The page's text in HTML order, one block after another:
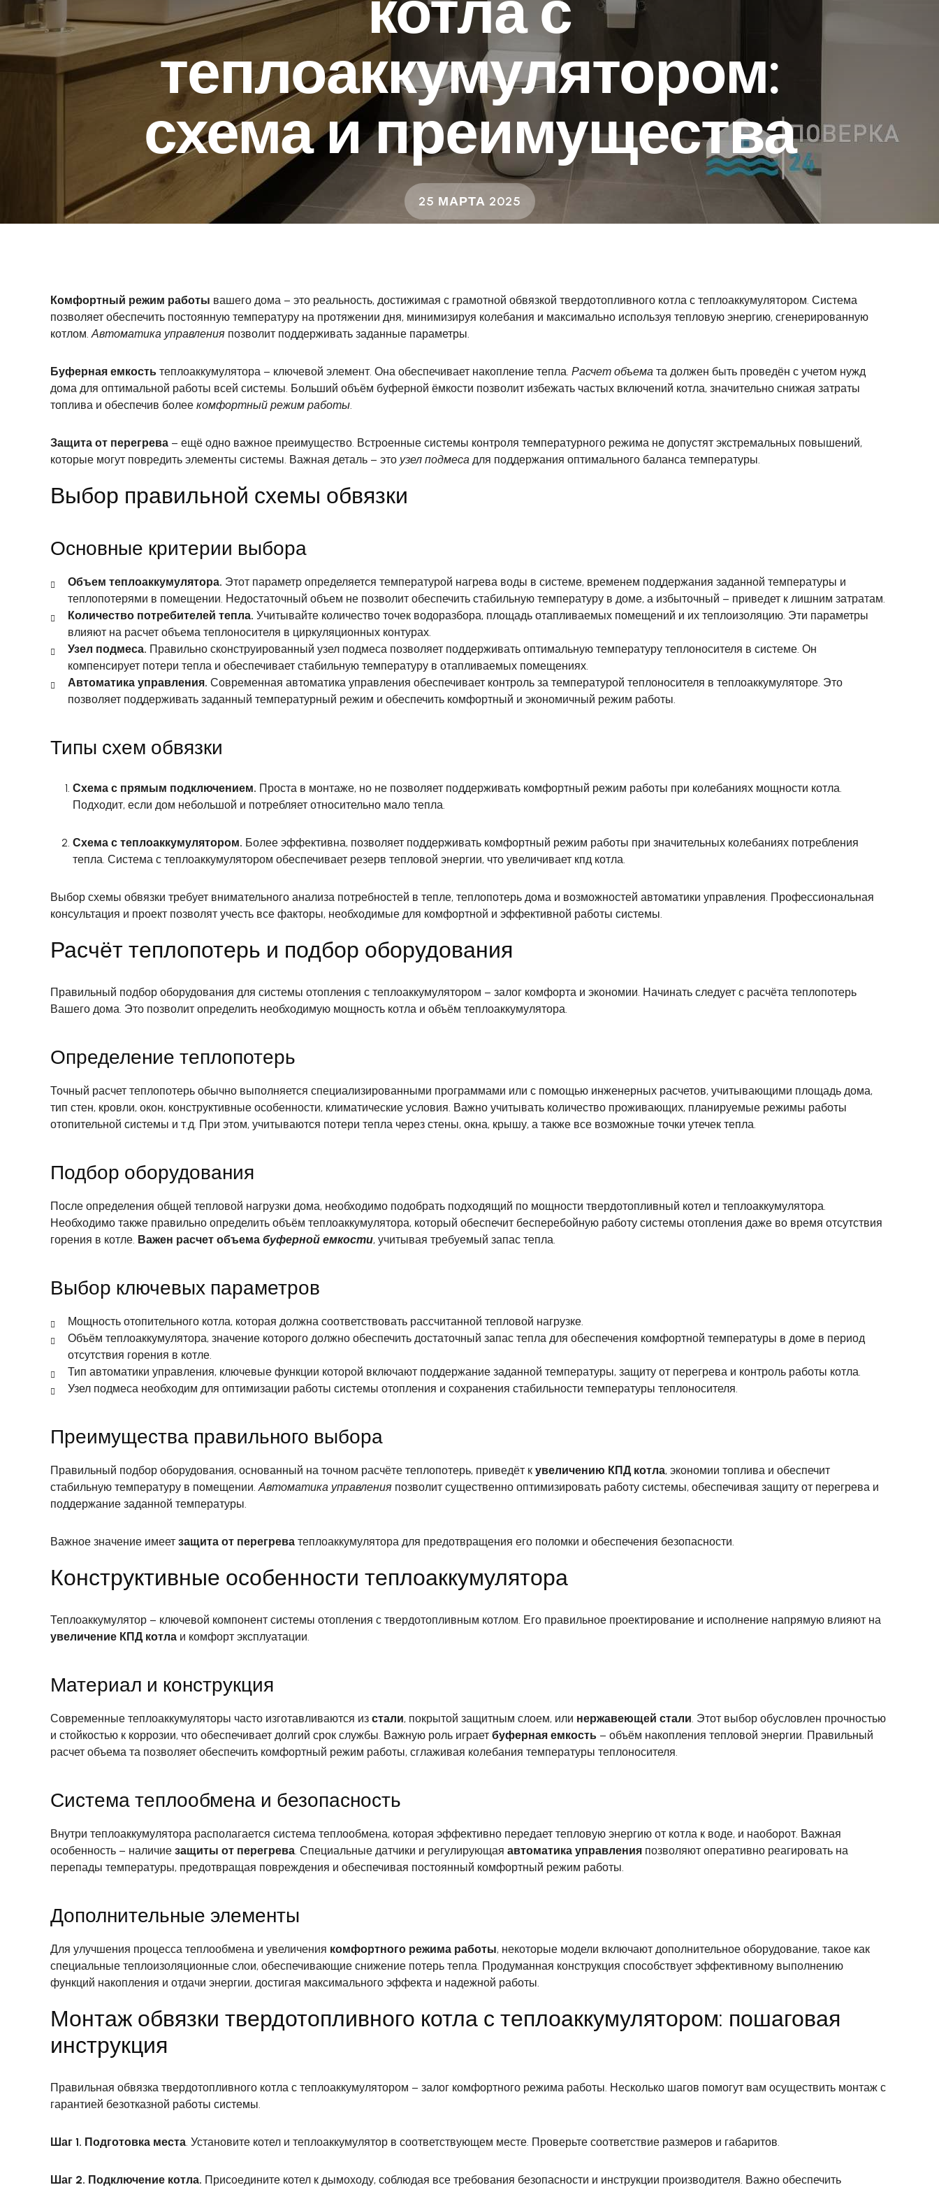
теплоаккумулятором:
схема и преимущества
25 МАРТА 2025
Комфортный режим работы вашего дома – это реальность, достижимая с грамотной обвязкой твердотопливного котла с теплоаккумулятором. Система
позволяет обеспечить постоянную температуру на протяжении дня, минимизируя колебания и максимально используя тепловую энергию, сгенерированную
котлом.Автоматика управления позволит поддерживать заданные параметры.
Буферная емкость теплоаккумулятора – ключевой элемент. Она обеспечивает накопление тепла. Расчет объема та должен быть проведён с учетом нужд
дома для оптимальной работы всей системы. Больший объём буферной ёмкости позволит избежать частых включений котла, значительно снижая затраты
топлива и обеспечив более комфортный режим работы.
Защита от перегрева – ещё одно важное преимущество. Встроенные системы контроля температурного режима не допустят экстремальных повышений,
которые могут повредить элементы системы. Важная деталь – это узел подмеса для поддержания оптимального баланса температуры.
Выбор правильной схемы обвязки
Основные критерии выбора
Объем теплоаккумулятора. Этот параметр определяется температурой нагрева воды в системе, временем поддержания заданной температуры и
теплопотерями в помещении. Недостаточный объем не позволит обеспечить стабильную температуру в доме, а избыточный – приведет к лишним затратам.
Количество потребителей тепла. Учитывайте количество точек водоразбора, площадь отапливаемых помещений и их теплоизоляцию. Эти параметры
влияют на расчет объема теплоносителя в циркуляционных контурах.
Узел подмеса. Правильно сконструированный узел подмеса позволяет поддерживать оптимальную температуру теплоносителя в системе. Он
компенсирует потери тепла и обеспечивает стабильную температуру в отапливаемых помещениях.
Автоматика управления. Современная автоматика управления обеспечивает контроль за температурой теплоносителя в теплоаккумуляторе. Это
позволяет поддерживать заданный температурный режим и обеспечить комфортный и экономичный режим работы.
Типы схем обвязки
Схема с прямым подключением. Проста в монтаже, но не позволяет поддерживать комфортный режим работы при колебаниях мощности котла.
Подходит, если дом небольшой и потребляет относительно мало тепла.
Схема с теплоаккумулятором. Более эффективна, позволяет поддерживать комфортный режим работы при значительных колебаниях потребления
тепла. Система с теплоаккумулятором обеспечивает резерв тепловой энергии, что увеличивает кпд котла.
Выбор схемы обвязки требует внимательного анализа потребностей в тепле, теплопотерь дома и возможностей автоматики управления. Профессиональная
консультация и проект позволят учесть все факторы, необходимые для комфортной и эффективной работы системы.
Расчёт теплопотерь и подбор оборудования
Правильный подбор оборудования для системы отопления с теплоаккумулятором – залог комфорта и экономии. Начинать следует с расчёта теплопотерь
Вашего дома. Это позволит определить необходимую мощность котла и объём теплоаккумулятора.
Определение теплопотерь
Точный расчет теплопотерь обычно выполняется специализированными программами или с помощью инженерных расчетов, учитывающими площадь дома,
тип стен, кровли, окон, конструктивные особенности, климатические условия. Важно учитывать количество проживающих, планируемые режимы работы
отопительной системы и т.д. При этом, учитываются потери тепла через стены, окна, крышу, а также все возможные точки утечек тепла.
Подбор оборудования
После определения общей тепловой нагрузки дома, необходимо подобрать подходящий по мощности твердотопливный котел и теплоаккумулятора.
Необходимо также правильно определить объём теплоаккумулятора, который обеспечит бесперебойную работу системы отопления даже во время отсутствия
горения в котле. Важен расчет объема буферной емкости, учитывая требуемый запас тепла.
Выбор ключевых параметров
Мощность отопительного котла, которая должна соответствовать рассчитанной тепловой нагрузке.
Объём теплоаккумулятора, значение которого должно обеспечить достаточный запас тепла для обеспечения комфортной температуры в доме в период
отсутствия горения в котле.
Тип автоматики управления, ключевые функции которой включают поддержание заданной температуры, защиту от перегрева и контроль работы котла.
Узел подмеса необходим для оптимизации работы системы отопления и сохранения стабильности температуры теплоносителя.
Преимущества правильного выбора
Правильный подбор оборудования, основанный на точном расчёте теплопотерь, приведёт к увеличению КПД котла, экономии топлива и обеспечит
стабильную температуру в помещении.Автоматика управления позволит существенно оптимизировать работу системы, обеспечивая защиту от перегрева и
поддержание заданной температуры.
Важное значение имеет защита от перегрева теплоаккумулятора для предотвращения его поломки и обеспечения безопасности.
Конструктивные особенности теплоаккумулятора
Теплоаккумулятор – ключевой компонент системы отопления с твердотопливным котлом. Его правильное проектирование и исполнение напрямую влияют на
увеличение КПД котла и комфорт эксплуатации.
Материал и конструкция
Современные теплоаккумуляторы часто изготавливаются из стали, покрытой защитным слоем, или нержавеющей стали. Этот выбор обусловлен прочностью
и стойкостью к коррозии, что обеспечивает долгий срок службы. Важную роль играет буферная емкость – объём накопления тепловой энергии. Правильный
расчет объема та позволяет обеспечить комфортный режим работы, сглаживая колебания температуры теплоносителя.
Система теплообмена и безопасность
Внутри теплоаккумулятора располагается система теплообмена, которая эффективно передает тепловую энергию от котла к воде, и наоборот. Важная
особенность – наличие защиты от перегрева. Специальные датчики и регулирующая автоматика управления позволяют оперативно реагировать на
перепады температуры, предотвращая повреждения и обеспечивая постоянный комфортный режим работы.
Дополнительные элементы
Для улучшения процесса теплообмена и увеличения комфортного режима работы, некоторые модели включают дополнительное оборудование, такое как
специальные теплоизоляционные слои, обеспечивающие снижение потерь тепла. Продуманная конструкция способствует эффективному выполнению
функций накопления и отдачи энергии, достигая максимального эффекта и надежной работы.
Монтаж обвязки твердотопливного котла с теплоаккумулятором: пошаговая
инструкция
Правильная обвязка твердотопливного котла с теплоаккумулятором – залог комфортного режима работы. Несколько шагов помогут вам осуществить монтаж с
гарантией безотказной работы системы.
Шаг 1. Подготовка места. Установите котел и теплоаккумулятор в соответствующем месте. Проверьте соответствие размеров и габаритов.
Шаг 2. Подключение котла. Присоедините котел к дымоходу, соблюдая все требования безопасности и инструкции производителя. Важно обеспечить